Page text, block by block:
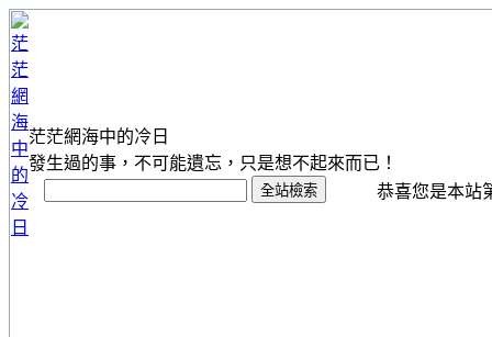
茫茫網海中的冷日
發生過的事，不可能遺忘，只是想不起來而已！
恭喜您是本站